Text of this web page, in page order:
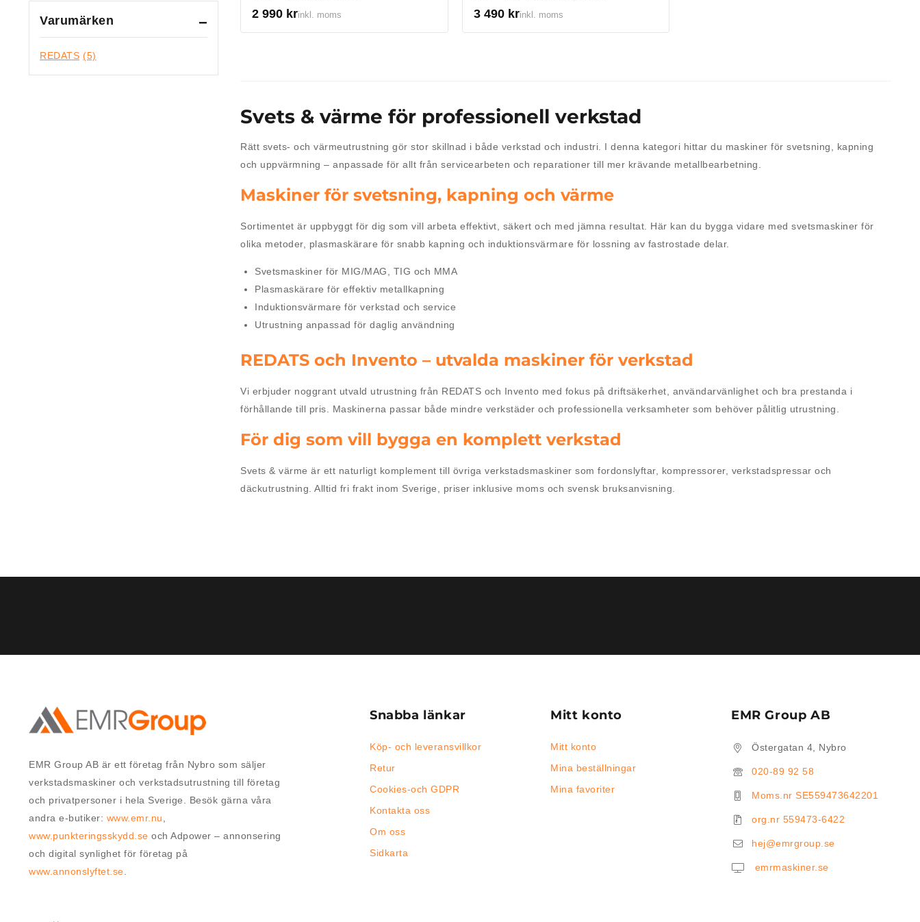
2 990 krinkl. moms 3 490 krinkl. moms
Svets & värme för professionell verkstad
Rätt svets- och värmeutrustning gör stor skillnad i både verkstad och industri. I denna kategori hittar du maskiner för svetsning, kapning
och uppvärmning – anpassade för allt från servicearbeten och reparationer till mer krävande metallbearbetning.
Maskiner för svetsning, kapning och värme
Sortimentet är uppbyggt för dig som vill arbeta effektivt, säkert och med jämna resultat. Här kan du bygga vidare med svetsmaskiner för
olika metoder, plasmaskärare för snabb kapning och induktionsvärmare för lossning av fastrostade delar.
Svetsmaskiner för MIG/MAG, TIG och MMA
Plasmaskärare för effektiv metallkapning
Induktionsvärmare för verkstad och service
Utrustning anpassad för daglig användning
REDATS och Invento – utvalda maskiner för verkstad
Vi erbjuder noggrant utvald utrustning från REDATS och Invento med fokus på driftsäkerhet, användarvänlighet och bra prestanda i
förhållande till pris. Maskinerna passar både mindre verkstäder och professionella verksamheter som behöver pålitlig utrustning.
För dig som vill bygga en komplett verkstad
Svets & värme är ett naturligt komplement till övriga verkstadsmaskiner som fordonslyftar, kompressorer, verkstadspressar och
däckutrustning. Alltid fri frakt inom Sverige, priser inklusive moms och svensk bruksanvisning.
Varumärken
REDATS (5)
EMR Group AB är ett företag från Nybro som säljer
verkstadsmaskiner och verkstadsutrustning till företag
och privatpersoner i hela Sverige. Besök gärna våra
andra e-butiker: www.emr.nu
www.punkteringsskydd.se och Adpower – annonsering
och digital synlighet för företag på
www.annonslyftet.se
Snabba länkar
Köp- och leveransvillkor
Retur
Cookies-och GDPR
Kontakta oss
Om oss
Sidkarta
Mitt konto
Mitt konto
Mina beställningar
Mina favoriter
EMR Group AB
Östergatan 4, Nybro
020-89 92 58
Moms.nr SE559473642201
org.nr 559473-6422
hej@emrgroup.se
emrmaskiner.se